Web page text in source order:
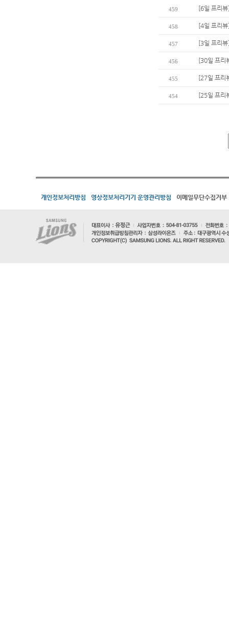
459 [6일 프리
458 [4일 프리
457 [3일 프리
456 [30일 프리
455 [27일 프리
454 [25일 프리
개인정보처리방침 영상정보처리기기 운영관리방침 이메일무단수집거부